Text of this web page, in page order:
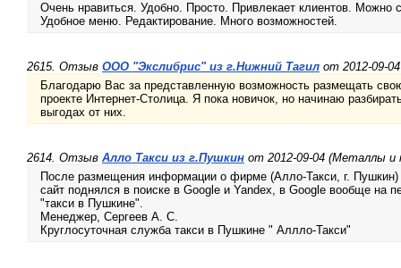
Очень нравиться. Удобно. Просто. Привлекает клиентов. Можно
Удобное меню. Редактирование. Много возможностей.
2615. Отзыв ООО "Экслибрис" из г.Нижний Тагил от 2012-09-
Благодарю Вас за представленную возможность размещать
проекте Интернет-Столица. Я пока новичок, но начинаю
выгодах от них.
2614. Отзыв Алло Такси из г.Пушкин от 2012-09-04 (Металлы и
После размещения информации о фирме (Алло-Такси, г. Пушкин)
сайт поднялся в поиске в Google и Yandex, в Google вообще на
"такси в Пушкине".
Менеджер, Сергеев А. С.
Круглосуточная служба такси в Пушкине " Аллло-Такси"